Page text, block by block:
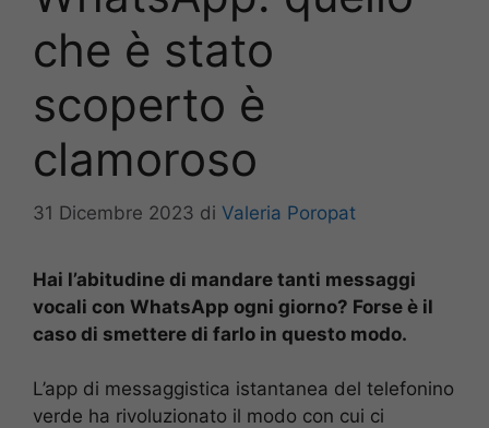
che è stato
scoperto è
clamoroso
31 Dicembre 2023 di Valeria Poropat
Hai l’abitudine di mandare tanti messaggi
vocali con WhatsApp ogni giorno? Forse è il
caso di smettere di farlo in questo modo.
L’app di messaggistica istantanea del telefonino
verde ha rivoluzionato il modo con cui ci